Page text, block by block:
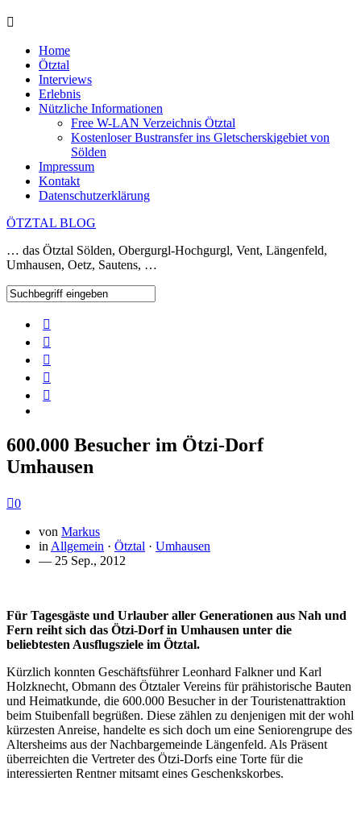
Home
Ötztal
Interviews
Erlebnis
Nützliche Informationen
Free W-LAN Verzeichnis Ötztal
Kostenloser Bustransfer ins Gletscherskigebiet von
Sölden
Impressum
Kontakt
Datenschutzerklärung
ÖTZTAL BLOG
… das Ötztal Sölden, Obergurgl-Hochgurgl, Vent, Längenfeld,
Umhausen, Oetz, Sautens, …
600.000 Besucher im Ötzi-Dorf
Umhausen
0
von Markus
in Allgemein · Ötztal · Umhausen
— 25 Sep., 2012
Für Tagesgäste und Urlauber aller Generationen aus Nah und
Fern reiht sich das Ötzi-Dorf in Umhausen unter die
beliebtesten Ausflugsziele im Ötztal.
Kürzlich konnten Geschäftsführer Leonhard Falkner und Karl
Holzknecht, Obmann des Ötztaler Vereins für prähistorische Bauten
und Heimatkunde, die 600.000 Besucher in der Touristenattraktion
beim Stuibenfall begrüßen. Diese zählen zu denjenigen mit der wohl
kürzesten Anreise, handelte es sich doch um eine Seniorengrupe des
Altersheims aus der Nachbargemeinde Längenfeld. Als Präsent
überreichten die Vertreter des Ötzi-Dorfs eine Torte für die
interessierten Rentner mitsamt eines Geschenkskorbes.